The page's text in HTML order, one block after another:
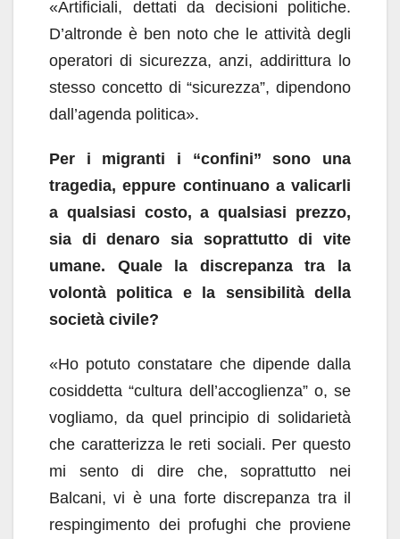
«Artificiali, dettati da decisioni politiche.
D’altronde è ben noto che le attività degli
operatori di sicurezza, anzi, addirittura lo
stesso concetto di “sicurezza”, dipendono
dall’agenda politica».
Per i migranti i “confini” sono una
tragedia, eppure continuano a valicarli
a qualsiasi costo, a qualsiasi prezzo,
sia di denaro sia soprattutto di vite
umane. Quale la discrepanza tra la
volontà politica e la sensibilità della
società civile?
«Ho potuto constatare che dipende dalla
cosiddetta “cultura dell’accoglienza” o, se
vogliamo, da quel principio di solidarietà
che caratterizza le reti sociali. Per questo
mi sento di dire che, soprattutto nei
Balcani, vi è una forte discrepanza tra il
respingimento dei profughi che proviene